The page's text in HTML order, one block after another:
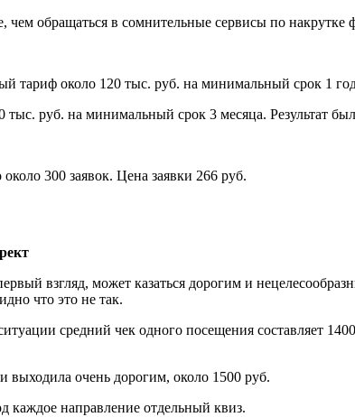
обращаться в сомнительные сервисы по накрутке
тариф около 120 тыс. руб. на минимальный срок 1
руб. на минимальный срок 3 месяца. Результат
300 заявок. Цена заявки 266 руб.
взгляд, может казаться дорогим и
что это не так.
средний чек одного посещения составляет
выходила очень дорогим, около 1500 руб.
каждое направление отдельный квиз.